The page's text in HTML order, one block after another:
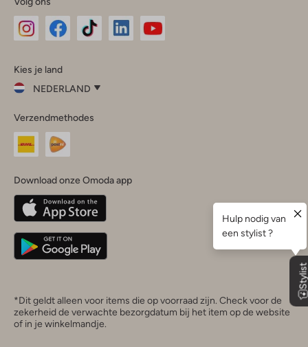
InstagramFacebook
Kies je land
NEDERLAND
je
land
Nederland
Belgique(Français)
Deutschland
Verzendmethodes
Download onze Omoda app
*Dit geldt alleen voor items die op voorraad zijn. Check voor de
zekerheid de verwachte bezorgdatum bij het item op de website
of in je winkelmandje.